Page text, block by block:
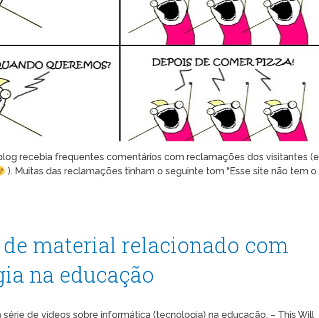
recebia frequentes comentários com reclamações dos visitantes (e
). Muitas das reclamações tinham o seguinte tom “Esse site não tem o
de material relacionado com
na educação
série de vídeos sobre informática (tecnologia) na educação. – This Will